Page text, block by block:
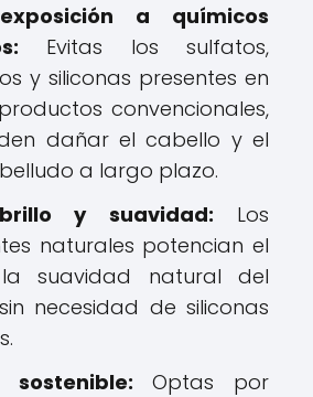
a químicos
Evitas los sulfatos,
y siliconas presentes en
convencionales,
dañar el cabello y el
a largo plazo.
y suavidad: Los
naturales potencian el
suavidad natural del
necesidad de siliconas
sostenible: Optas por